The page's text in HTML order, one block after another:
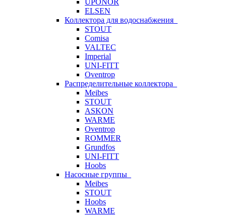
UPONOR
ELSEN
Коллектора для водоснабжения
STOUT
Comisa
VALTEC
Imperial
UNI-FITT
Oventrop
Распределительные коллектора
Meibes
STOUT
ASKON
WARME
Oventrop
ROMMER
Grundfos
UNI-FITT
Hoobs
Насосные группы
Meibes
STOUT
Hoobs
WARME